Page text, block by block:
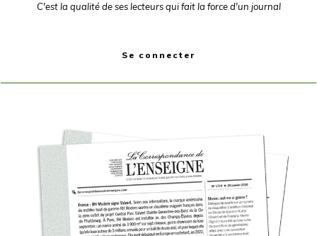
C'est la qualité de ses lecteurs qui fait la force d'un journal
Se connecter